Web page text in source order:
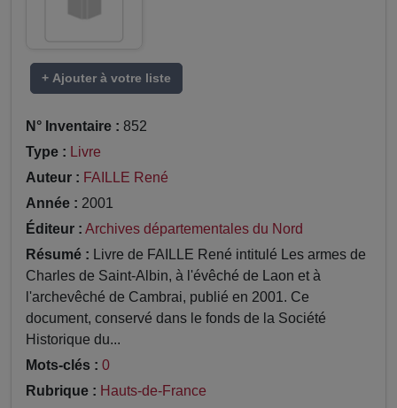
+ Ajouter à votre liste
N° Inventaire : 852
Type : Livre
Auteur : FAILLE René
Année : 2001
Éditeur : Archives départementales du Nord
Résumé : Livre de FAILLE René intitulé Les armes de
Charles de Saint-Albin, à l'évêché de Laon et à
l'archevêché de Cambrai, publié en 2001. Ce
document, conservé dans le fonds de la Société
Historique du...
Mots-clés : 0
Rubrique : Hauts-de-France